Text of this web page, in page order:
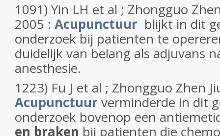
1091) Yin LH et al ; Zhongguo
2005 : Acupunctuur blijkt in dit
onderzoek bij patienten te
duidelijk van belang als adjuvans
anesthesie.
1223) Fu J et al ; Zhongguo Zhen
Acupunctuurverminderde in dit
onderzoek bovenop een
en braken bij patienten die